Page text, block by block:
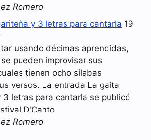
Romero
y 3 letras para cantarla 19
usando décimas aprendidas,
pueden improvisar sus
tienen ocho sílabas
versos. La entrada La gaita
3 letras para cantarla se publicó
D'Canto.
Romero